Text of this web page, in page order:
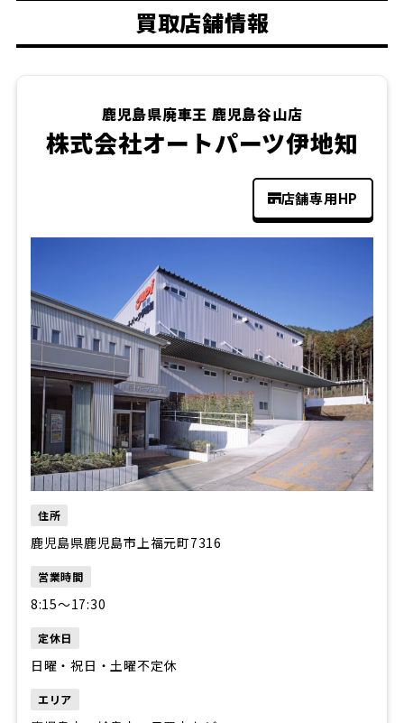
買取店舗情報
鹿児島県廃車王 鹿児島谷山店
株式会社オートパーツ伊地知
店舗専用HP
住所
鹿児島県鹿児島市上福元町7316
営業時間
8:15〜17:30
定休日
日曜・祝日・土曜不定休
エリア